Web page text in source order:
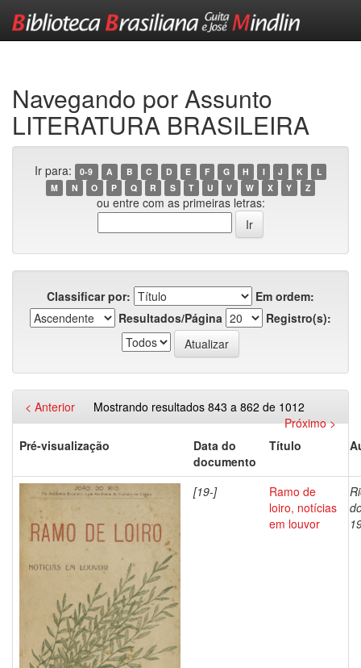
Navegando por Assunto
LITERATURA BRASILEIRA
Ir para: 0-9 A B C D E F G H I J K
L
M
N O P Q R S T U V W X Y Z
ou entre com as primeiras letras:
Classificar por:
Em ordem:
Resultados/Página
Registro(s):
Mostrando resultados 843 a 862 de 1012
< Anterior
Próximo >
Pré-visualização
Data do
documento
Título
[19-]
Ramo de
loiro, notícias
em louvor